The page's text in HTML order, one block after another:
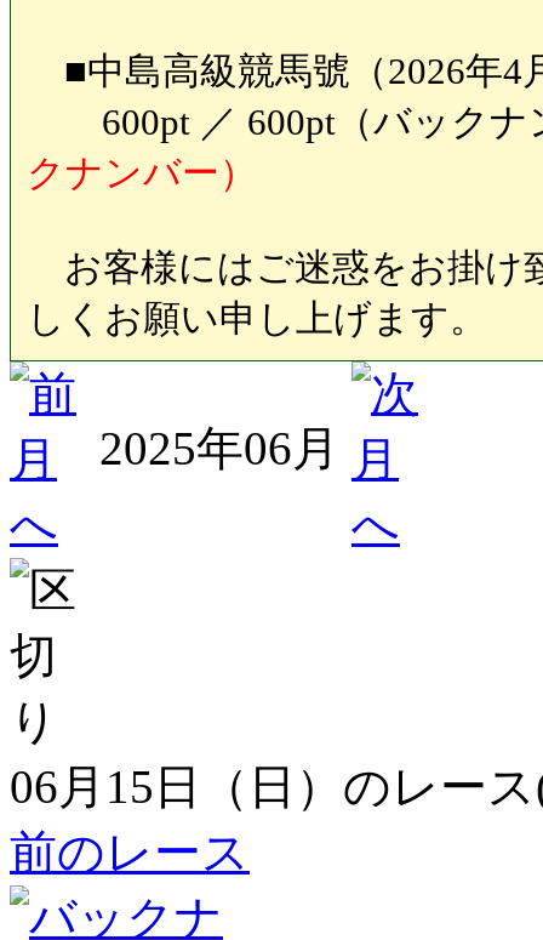
■中島高級競馬號（2026年4
600pt ／ 600pt（バック
クナンバー）
お客様にはご迷惑をお掛け
しくお願い申し上げます。
2025年06月
06月15日（日）のレー
前のレース